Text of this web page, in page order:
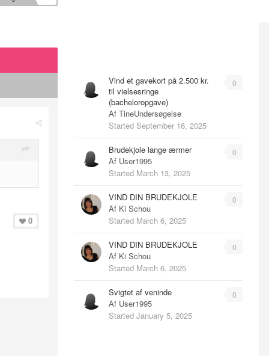
0
0
Vind et gavekort på 2.500 kr.
til vielsesringe
(bacheloropgave)
Af TineUndersøgelse
Started September 16, 2025
0
Brudekjole lange ærmer
Af User1995
Started March 13, 2025
0
VIND DIN BRUDEKJOLE
Af Ki Schou
Started March 6, 2025
0
VIND DIN BRUDEKJOLE
Af Ki Schou
Started March 6, 2025
0
Svigtet af veninde
Af User1995
Started January 5, 2025